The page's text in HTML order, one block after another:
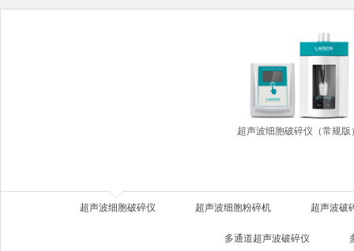
超声波细胞破碎仪（常规版
超声波细胞破碎仪 超声波细胞粉碎机 超声波破
多通道超声波破碎仪